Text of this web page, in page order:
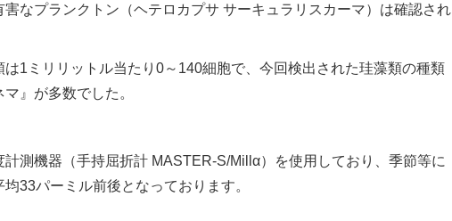
なプランクトン（ヘテロカプサ サーキュラリスカーマ）は確認され
は1ミリリットル当たり0～140細胞で、今回検出された珪藻類の種類
』が多数でした。
測機器（手持屈折計 MASTER-S/Millα）を使用しており、季節等に
33パーミル前後となっております。